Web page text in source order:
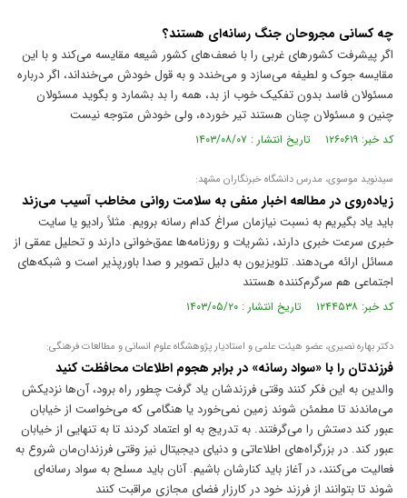
چه کسانی مجروحان جنگ رسانه‌ای هستند؟
اگر پیشرفت کشور‌های غربی را با ضعف‌های کشور شیعه مقایسه می‌کند و با این
مقایسه جوک و لطیفه می‌سازد و می‌خندد و به قول خودش می‌خنداند، اگر درباره
مسئولان فاسد بدون تفکیک خوب از بد، همه را بد بشمارد و بگوید مسئولان
چنین و مسئولان چنان هستند تیر خورده، ولی خودش متوجه نیست
کد خبر: ۱۲۶۰۶۱۹ تاریخ انتشار : ۱۴۰۳/۰۸/۰۷
سیدنوید موسوی، مدرس دانشگاه خبرنگاران مشهد:
زیاده‌روی در مطالعه اخبار منفی به سلامت روانی مخاطب آسیب می‌زند
باید یاد بگیریم به نسبت نیازمان سراغ کدام رسانه برویم. مثلاً رادیو یا سایت
خبری سرعت خبری دارند، نشریات و روزنامه‌ها عمق‌خوانی دارند و تحلیل عمقی از
مسائل ارائه می‌دهند. تلویزیون به دلیل تصویر و صدا باورپذیر است و شبکه‌های
اجتماعی هم سرگرم‌کننده هستند
کد خبر: ۱۲۴۴۵۳۸ تاریخ انتشار : ۱۴۰۳/۰۵/۲۰
دکتر بهاره نصیری، عضو هیئت علمی و استادیار پژوهشگاه علوم انسانی و مطالعات فرهنگی:‌
فرزندتان را با «سواد رسانه» در برابر هجوم اطلاعات محافظت کنید
والدین به این فکر کنند وقتی فرزندشان یاد گرفت چطور راه برود، آن‌ها نزدیکش
می‌ماندند تا مطمئن شوند زمین نمی‌خورد یا هنگامی که می‌خواست از خیابان
عبور کند دستش را می‌گرفتند. به تدریج به او اعتماد کردند تا به تنهایی از خیابان
عبور کند. در بزرگراه‌های اطلاعاتی و دنیای دیجیتال نیز وقتی فرزندان‌مان شروع به
فعالیت می‌کنند، در آغاز باید کنارشان باشیم. آنان باید مسلح به سواد رسانه‌ای
شوند تا بتوانند از فرزند خود در کارزار فضای مجازی مراقبت کنند